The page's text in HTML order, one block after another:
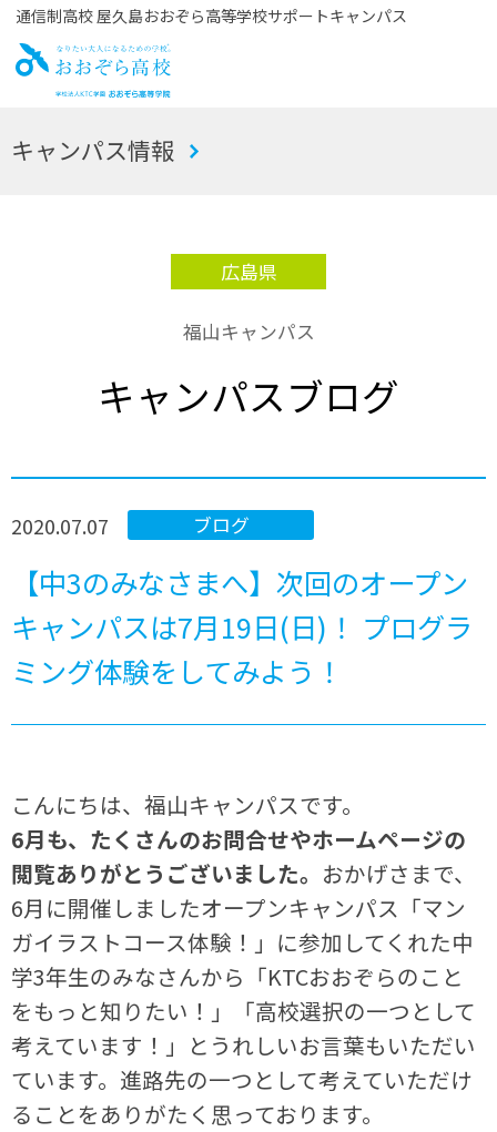
通信制高校 屋久島おおぞら高等学校サポートキャンパス
お
キャンパス情報
広島県
福山キャンパス
キャンパスブログ
ブログ
2020.07.07
【中3のみなさまへ】次回のオープン
キャンパスは7月19日(日)！ プログラ
ミング体験をしてみよう！
こんにちは、福山キャンパスです。
6月も、たくさんのお問合せやホームページの
閲覧ありがとうございました。 おかげさまで、
6月に開催しましたオープンキャンパス「マン
ガイラストコース体験！」に参加してくれた中
学3年生のみなさんから「KTCおおぞらのこと
をもっと知りたい！」「高校選択の一つとして
考えています！」とうれしいお言葉もいただい
ています。進路先の一つとして考えていただけ
ることをありがたく思っております。